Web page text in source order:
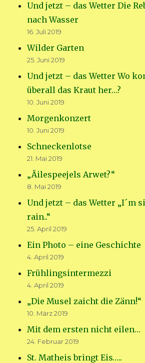
Und jetzt – das Wetter Die
nach Wasser
16. Juli 2019
Wilder Garten
25. Juni 2019
Und jetzt – das Wetter Wo
überall das Kraut her…?
10. Juni 2019
Morgenkonzert
10. Juni 2019
Schneckenlotse
21. Mai 2019
„Äilespeejels Arwet?“
8. Mai 2019
Und jetzt – das Wetter „I´m
rain..“
25. April 2019
Ein Photo – eine Geschichte
4. April 2019
Frühlingsintermezzi
4. April 2019
„Die Musel zaicht die Zänn!“
10. März 2019
Mit dem ersten nicht eilen…
24. Februar 2019
St. Matheis bringt Eis…..